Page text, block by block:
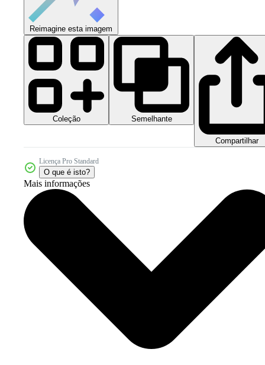
Reimagine esta imagem
Coleção Semelhante
Compartilhar
Licença Pro Standard
O que é isto?
Mais informações